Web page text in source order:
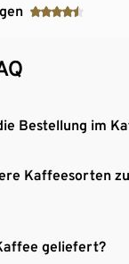
Bestellung im
Kaffeesorten
geliefert?